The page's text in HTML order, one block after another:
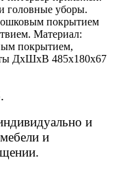
головные уборы.
покрытием
Материал:
покрытием,
ДхШхВ 485х180х67
и
и